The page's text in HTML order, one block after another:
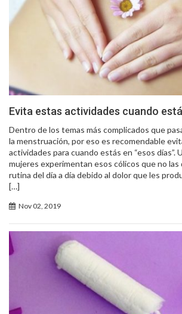
Evita estas actividades cuando
Dentro de los temas más complicados que
la menstruación, por eso es recomendable
actividades para cuando estás en “esos días”.
mujeres experimentan esos cólicos que no las
rutina del día a día debido al dolor que les
[…]
Nov 02, 2019